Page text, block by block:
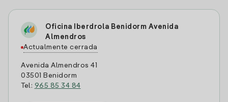
Oficina Iberdrola Benidorm Avenida
Almendros
Actualmente cerrada
Avenida Almendros 41
03501 Benidorm
Tel: 965 85 34 84